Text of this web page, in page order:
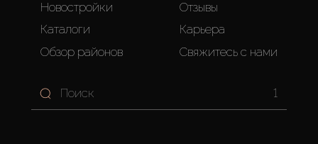
Новостройки
Каталоги
Обзор районов
Отзывы
Карьера
Свяжитесь с нами
1